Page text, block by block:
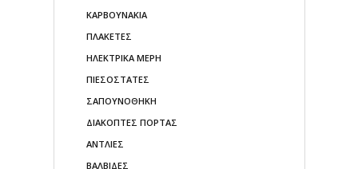
ΚΑΡΒΟΥΝΑΚΙΑ
ΠΛΑΚΕΤΕΣ
ΗΛΕΚΤΡΙΚΑ ΜΕΡΗ
ΠΙΕΣΟΣΤΑΤΕΣ
ΣΑΠΟΥΝΟΘΗΚΗ
ΔΙΑΚΟΠΤΕΣ ΠΟΡΤΑΣ
ΑΝΤΛΙΕΣ
ΒΑΛΒΙΔΕΣ